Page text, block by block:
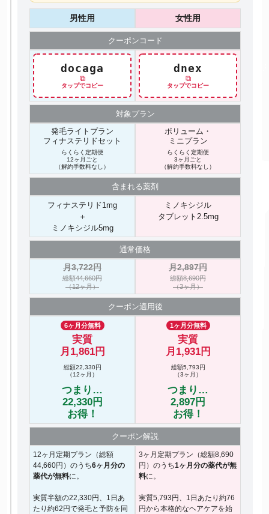
男性用 女性用
クーポン コード
docaga
⧉
タップでコピー
dnex
⧉
タップでコピー
対象プラン
発毛ライトプラン
フィナステリドセット
らくらく定期便
12ヶ月ごと
（解約手数料なし）
ボリューム・
ミニプラン
らくらく定期便
3ヶ月ごと
（解約手数料なし）
含まれる薬剤
フィナステリド1mg
＋
ミノキシジル5mg
ミノキシジル
タブレット2.5mg
通常価格
月3,722円
総額44,660円
（12ヶ月）
月2,897円
総額8,690円
（3ヶ月）
クーポン適用後
6ヶ月分無料
実質
月1,861円
総額22,330円
（12ヶ月）
つまり…
22,330円
お得！
1ヶ月分無料
実質
月1,931円
総額5,793円
（3ヶ月）
つまり…
2,897円
お得！
クーポン解説
12ヶ月定期プラン（総額
44,660円）のうち6ヶ月分の
薬代が無料に。
実質半額の22,330円、1日あ
たり約62円で発毛と予防を同
3ヶ月定期プラン（総額8,690
円）のうち1ヶ月分の薬代が無
料に。
実質5,793円、1日あたり約76
円から本格的なヘアケアを始